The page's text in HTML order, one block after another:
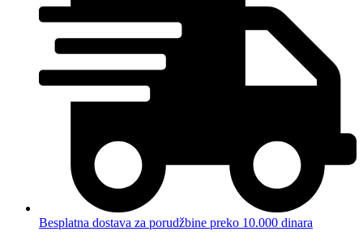
Besplatna dostava za porudžbine preko 10.000 dinara